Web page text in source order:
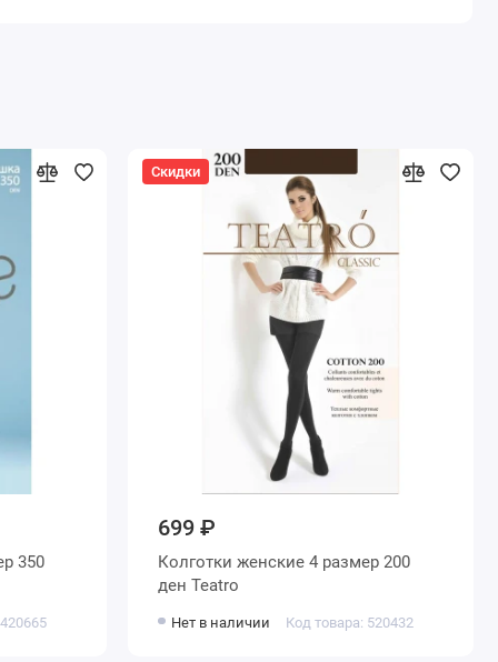
Скидки
699 ₽
Колготки женские 4 размер 200
ден Teatro
Нет в наличии Код товара: 520432